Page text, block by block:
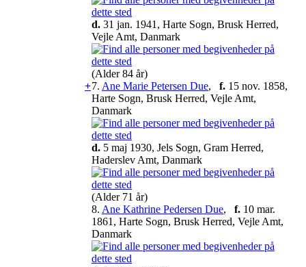
d. 31 jan. 1941, Harte Sogn, Brusk Herred,
Vejle Amt, Danmark
(Alder 84 år)
+7. Ane Marie Petersen Due, f. 15 nov. 1858,
Harte Sogn, Brusk Herred, Vejle Amt,
Danmark
d. 5 maj 1930, Jels Sogn, Gram Herred,
Haderslev Amt, Danmark
(Alder 71 år)
8. Ane Kathrine Pedersen Due, f. 10 mar.
1861, Harte Sogn, Brusk Herred, Vejle Amt,
Danmark